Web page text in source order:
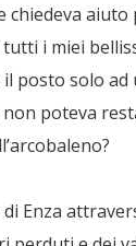
chiedeva
i miei
posto solo
poteva
Enza